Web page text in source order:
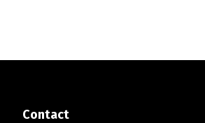
Contact